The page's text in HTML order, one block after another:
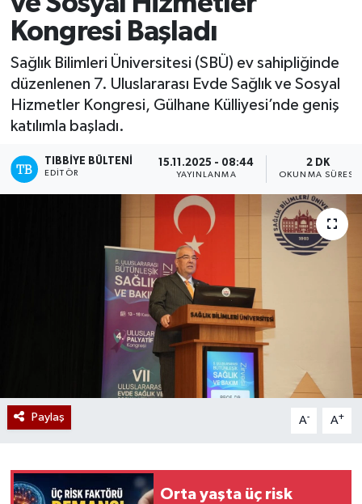
Kongresi Başladı
Sağlık Bilimleri Üniversitesi (SBÜ) ev sahipliğinde
düzenlenen 7. Uluslararası Evde Sağlık ve Sosyal
Hizmetler Kongresi, Gülhane Külliyesi’nde geniş
katılımla başladı.
TIBBIYE BÜLTENI
EDITÖR
15.11.2025 - 08:44
YAYINLANMA
2 DK
OKUNMA SÜRESI
Paylaş A- A+
Orta yaşta üç risk
Yazarlar